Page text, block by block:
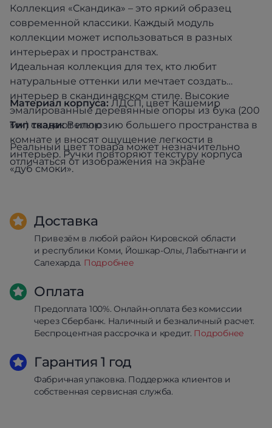
Коллекция «Скандика» – это яркий образец
современной классики. Каждый модуль
коллекции может использоваться в разных
интерьерах и пространствах.
Идеальная коллекция для тех, кто любит
натуральные оттенки или мечтает создать
интерьер в скандинавском стиле. Высокие
эмалированные деревянные опоры из бука (200
мм) создают иллюзию большего пространства в
комнате и вносят ощущение легкости в
интерьер. Ручки повторяют текстуру корпуса
«дуб смоки».
Материал корпуса: ЛДСП, цвет Кашемир
Тип ткани:Велюр
Реальный цвет товара может незначительно
отличаться от изображения на экране
Доставка
Привезём в любой район Кировской области
и республики Коми, Йошкар-Олы, Лабытнанги и
Салехарда. Подробнее
Оплата
Предоплата 100%. Онлайн-оплата без комиссии
через Сбербанк. Наличный и безналичный расчет.
Беспроцентная рассрочка и кредит. Подробнее
Гарантия 1 год
Фабричная упаковка. Поддержка клиентов и
собственная сервисная служба.